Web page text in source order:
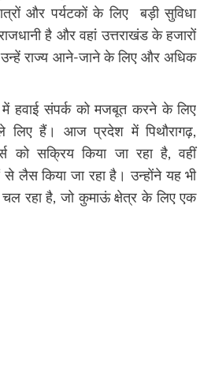
और पर्यटकों के लिए
बड़ी सुविधा
है और वहां उत्तराखंड के हजारों
उन्हें राज्य आने-जाने के लिए और अधिक
में हवाई संपर्क को मजबूत करने के लिए
हैं। आज प्रदेश में पिथौरागढ़,
को सक्रिय किया जा रहा है, वहीं
से लैस किया जा रहा है। उन्होंने यह भी
चल रहा है, जो कुमाऊं क्षेत्र के लिए एक